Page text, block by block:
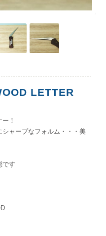
LETTER
！
ャープなフォルム・・・美
です